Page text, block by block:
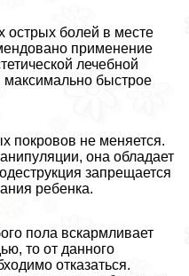
острых болей в месте
применение
лечебной
максимально быстрое
покровов не меняется.
она обладает
запрещается
ребенка.
пола вскармливает
то от данного
отказаться.